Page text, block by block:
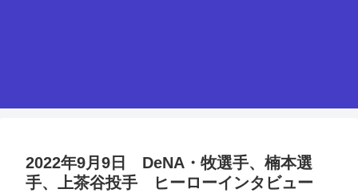
2022年9月9日 DeNA・牧選手、楠本選
手、上茶谷投手 ヒーローインタビュー